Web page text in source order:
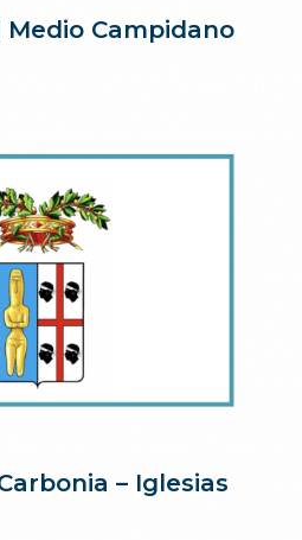
Medio Campidano
– Iglesias